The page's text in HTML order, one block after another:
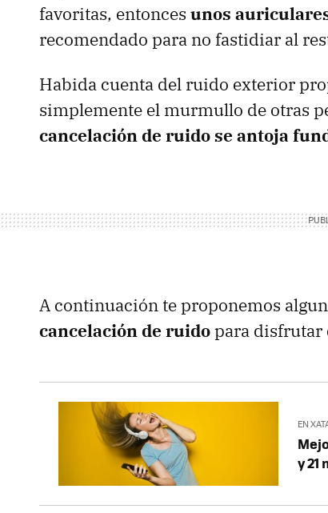
favoritas, entonces unos
recomendado para no fastidiar al
Habida cuenta del ruido exterior
simplemente el murmullo de otras
cancelación de ruido se antoja
A continuación te proponemos
cancelación de ruidopara disfrutar
EN
y 21